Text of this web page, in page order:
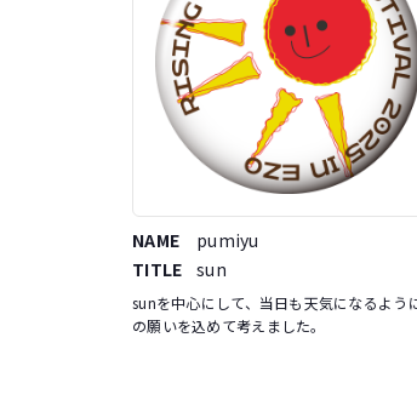
NAME
pumiyu
TITLE sun
sunを中心にして、当日も天気になるよう
の願いを込めて考えました。